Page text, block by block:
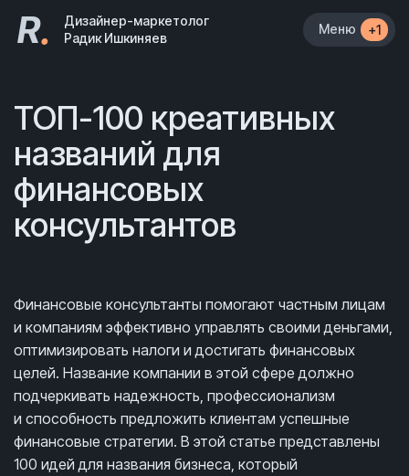
R.
Дизайнер-маркетолог
Радик Ишкиняев
Меню +1
ТОП-100 креативных
названий для
финансовых
консультантов
Финансовые консультанты помогают частным лицам
и компаниям эффективно управлять своими деньгами,
оптимизировать налоги и достигать финансовых
целей. Название компании в этой сфере должно
подчеркивать надежность, профессионализм
и способность предложить клиентам успешные
финансовые стратегии. В этой статье представлены
100 идей для названия бизнеса, который